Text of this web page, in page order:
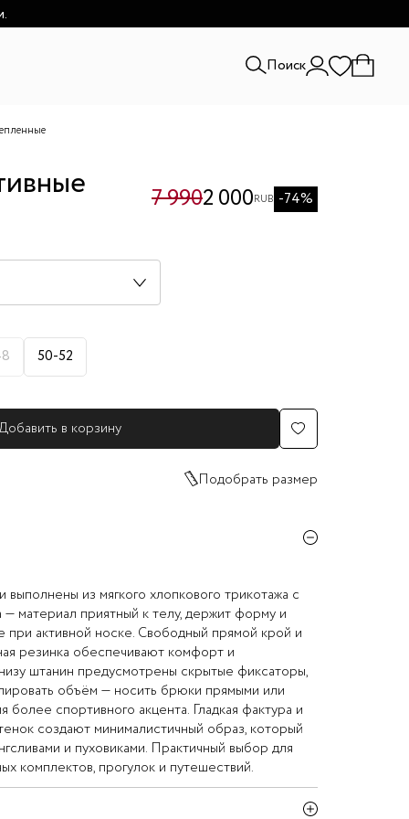
Поиск
7 9902 000RUB -74%
50-52
в корзину
Подобрать размер
из мягкого хлопкового трикотажа с
материал приятный к телу, держит форму и
при активной носке. Свободный прямой крой и
резинка обеспечивают комфорт и
штанин предусмотрены скрытые фиксаторы,
объём — носить брюки прямыми или
более спортивного акцента. Гладкая фактура и
создают минималистичный образ, который
и пуховиками. Практичный выбор для
комплектов, прогулок и путешествий.